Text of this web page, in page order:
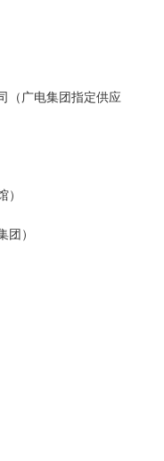
（广电集团指定供应
）
团）